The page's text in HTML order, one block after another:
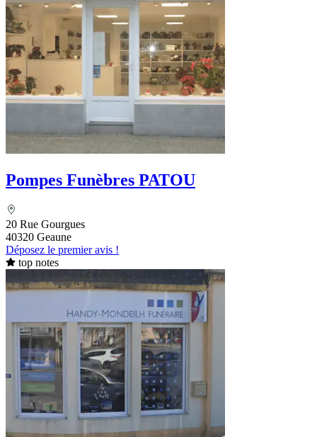
Pompes Funèbres PATOU
20 Rue Gourgues
40320 Geaune
Déposez le premier avis !
top notes